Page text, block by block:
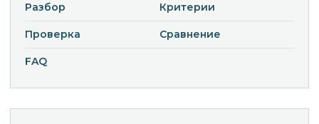
Разбор Критерии
Проверка Сравнение
FAQ